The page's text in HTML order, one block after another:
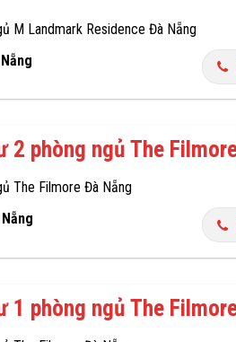
M Landmark Residence Đà Nẵng
2 phòng ngủ The
The Filmore Đà Nẵng
1 phòng ngủ The